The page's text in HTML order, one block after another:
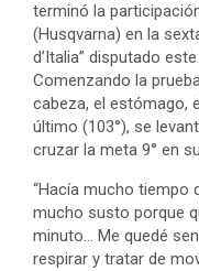
terminó la
(Husqvarna) en la
d’Italia” disputado
Comenzando la
cabeza, el estómago,
último (103°), se
cruzar la meta 9° en
“Hacía mucho tiempo
mucho susto porque
minuto… Me quedé
respirar y tratar de